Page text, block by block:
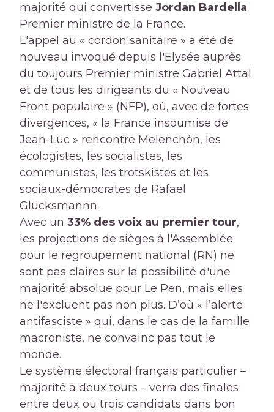
majorité qui convertisse Jordan Bardella
Premier ministre de la France.
L'appel au « cordon sanitaire » a été de
nouveau invoqué depuis l'Elysée auprès
du toujours Premier ministre Gabriel Attal
et de tous les dirigeants du « Nouveau
Front populaire » (NFP), où, avec de fortes
divergences, « la France insoumise de
Jean-Luc » rencontre Melenchón, les
écologistes, les socialistes, les
communistes, les trotskistes et les
sociaux-démocrates de Rafael
Glucksmannn.
Avec un 33% des voix au premier tour,
les projections de sièges à l'Assemblée
pour le regroupement national (RN) ne
sont pas claires sur la possibilité d'une
majorité absolue pour Le Pen, mais elles
ne l'excluent pas non plus. D’où « l’alerte
antifasciste » qui, dans le cas de la famille
macroniste, ne convainc pas tout le
monde.
Le système électoral français particulier –
majorité à deux tours – verra des finales
entre deux ou trois candidats dans bon